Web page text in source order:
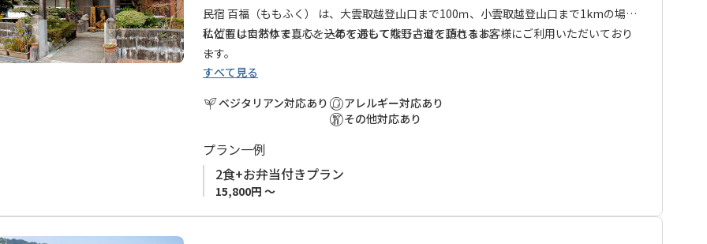
り
に
追
加
民宿 百福（ももふく） は、大雲取越登山口まで100ｍ、小雲取越登山口まで1kmの場所
に位置しておりまして、一年を通して熊野古道を訪れるお客様にご利用いただいており
ます。
との会話を大切にしています。
私どもは自然体で真心を込めておもてなしさせて頂きます。
お客様には自分の家に帰ってきたような感覚になってもらえればと思って経営していま
※現在、当館は1日1組様（2名様まで）限定でのご予約とさせていただいております。
※連泊はお受けしておりません。
※児童・幼児・乳児のご宿泊はご遠慮いただいております。
すべて見る
ベジタリアン対応あり
アレルギー対応あり
その他対応あり
プラン一例
2食+お弁当付きプラン
15,800円 ～